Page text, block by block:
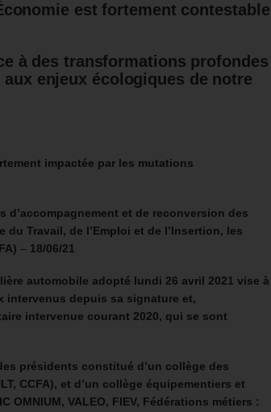
est fortement contestable
à des transformations profondes
enjeux écologiques de notre
impactée par les mutations
et de reconversion des
Travail, de l’Emploi et de l’Insertion, les
– 18/06/21
automobile adopté lundi 26 avril 2021 vise à
intervenus depuis sa signature et,
intervenue courant 2020, qui se sont
présidents constitué d’un collège des
CCFA), et d’un collège équipementiers et
OMNIUM, VALEO, FIEV, Fédérations métiers :